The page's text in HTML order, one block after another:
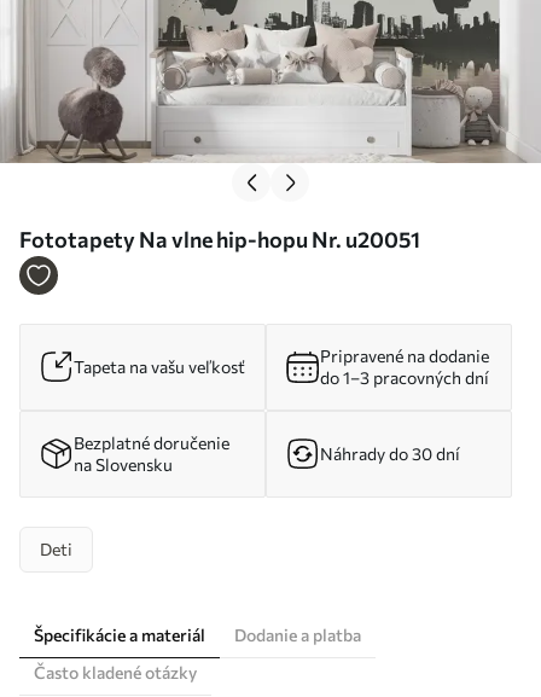
Fototapety Na vlne hip-hopu Nr. u20051
Tapeta na vašu veľkosť
Pripravené na dodanie
do 1–3 pracovných dní
Bezplatné doručenie
na Slovensku
Náhrady do 30 dní
Deti
Špecifikácie a materiál
Dodanie a platba
Často kladené otázky